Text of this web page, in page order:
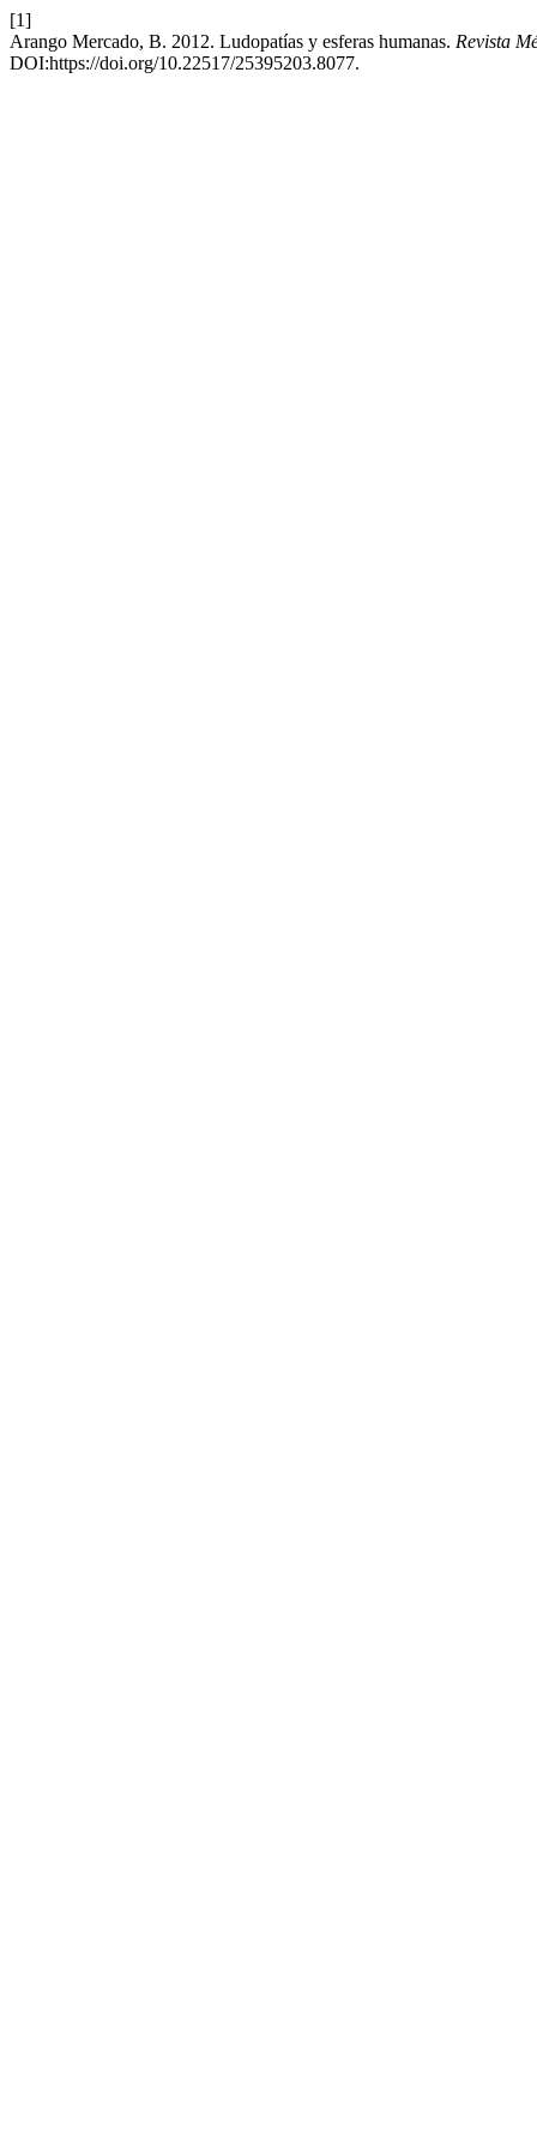
[1]
Arango Mercado, B. 2012. Ludopatías y esferas humanas. Revista
DOI:https://doi.org/10.22517/25395203.8077.